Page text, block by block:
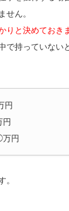
せん。
りと決めておき
で持っていない
円
円
円
。